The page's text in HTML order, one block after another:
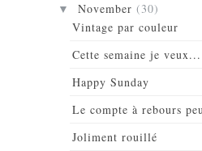
▼ November (30)
Vintage par couleur
Cette semaine je veux...
Happy Sunday
Le compte à rebours
Joliment rouillé